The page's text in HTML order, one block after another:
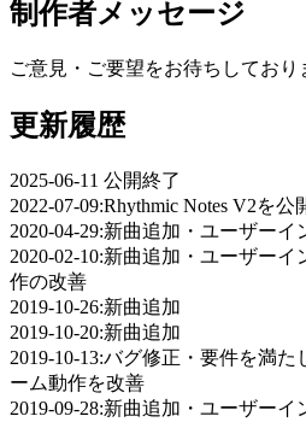
制作者メッセージ
ご意見・ご要望をお待ちしており
更新履歴
2025-06-11 公開終了
2022-07-09:Rhythmic Notes V2を公
2020-04-29:新曲追加・ユーザー
2020-02-10:新曲追加・ユーザー
作の改善
2019-10-26:新曲追加
2019-10-20:新曲追加
2019-10-13:バグ修正・要件を満
ーム動作を改善
2019-09-28:新曲追加・ユーザー